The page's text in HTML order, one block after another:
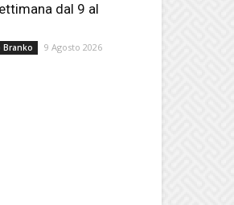
dal 9 al
Branko 9 Agosto 2026